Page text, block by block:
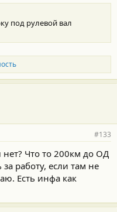
под рулевой вал
#133
нет? Что то 200км до ОД
работу, если там не
Есть инфа как